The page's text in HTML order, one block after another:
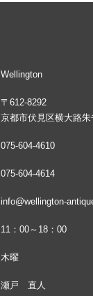
Wellington
〒612-8292
京都市伏見区横大路
075-604-4610
075-604-4614
info@wellington-
11：00～18：00
木曜
瀬戸 直人